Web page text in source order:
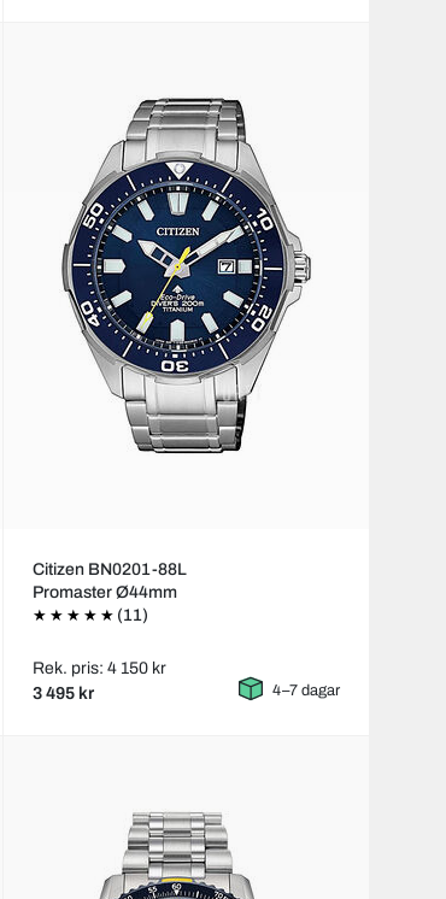
Citizen BN0201-88L
Promaster Ø44mm
(11)
Rek. pris: 4 150 kr
3 495 kr 4–7 dagar